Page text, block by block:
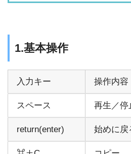
1.基本操作
入力キー 操作内容
スペース 再生／停
return(enter) 始めに戻